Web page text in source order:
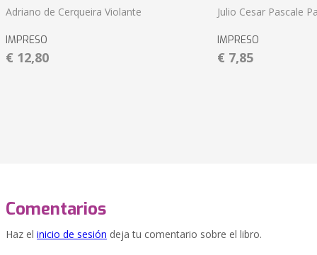
Adriano de Cerqueira Violante
IMPRESO
€ 12,80
Julio Cesar Pascale
IMPRESO
€ 7,85
Comentarios
Haz el inicio de sesión deja tu comentario sobre el libro.